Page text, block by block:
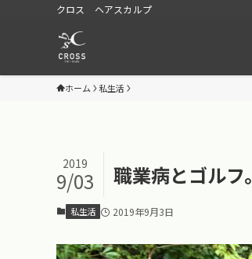
クロス ヘアスカルプ
ホーム 私生活
職業病とゴルフ。
2019
9/03
私生活 2019年9月3日